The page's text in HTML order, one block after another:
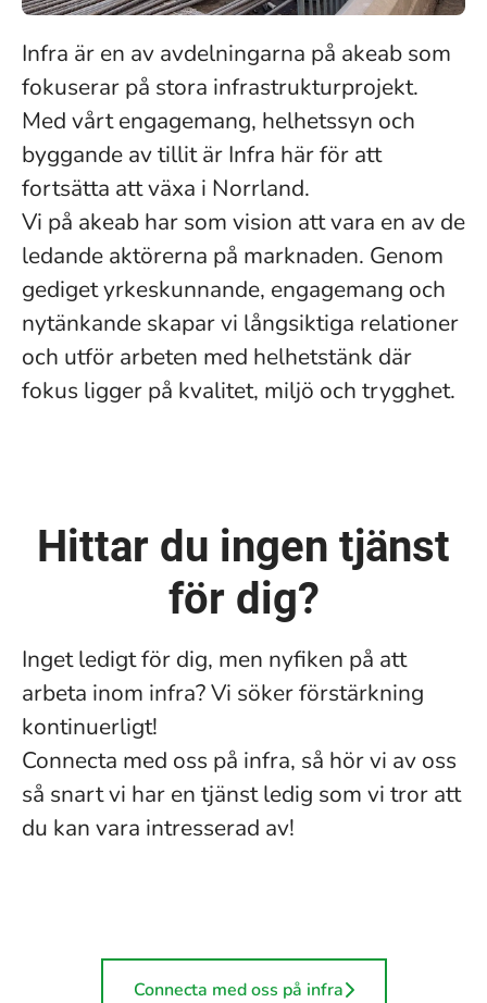
Infra är en av avdelningarna på akeab som
fokuserar på stora infrastrukturprojekt.
Med vårt engagemang, helhetssyn och
byggande av tillit är Infra här för att
fortsätta att växa i Norrland.
Vi på akeab har som vision att vara en av de
ledande aktörerna på marknaden. Genom
gediget yrkeskunnande, engagemang och
nytänkande skapar vi långsiktiga relationer
och utför arbeten med helhetstänk där
fokus ligger på kvalitet, miljö och trygghet.
Hittar du ingen tjänst
för dig?
Inget ledigt för dig, men nyfiken på att
arbeta inom infra? Vi söker förstärkning
kontinuerligt!
Connecta med oss på infra, så hör vi av oss
så snart vi har en tjänst ledig som vi tror att
du kan vara intresserad av!
Connecta med oss på infra